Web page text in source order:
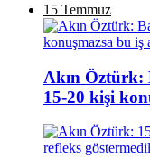
15 Temmuz
Akın Öztürk:
15-20 kişi